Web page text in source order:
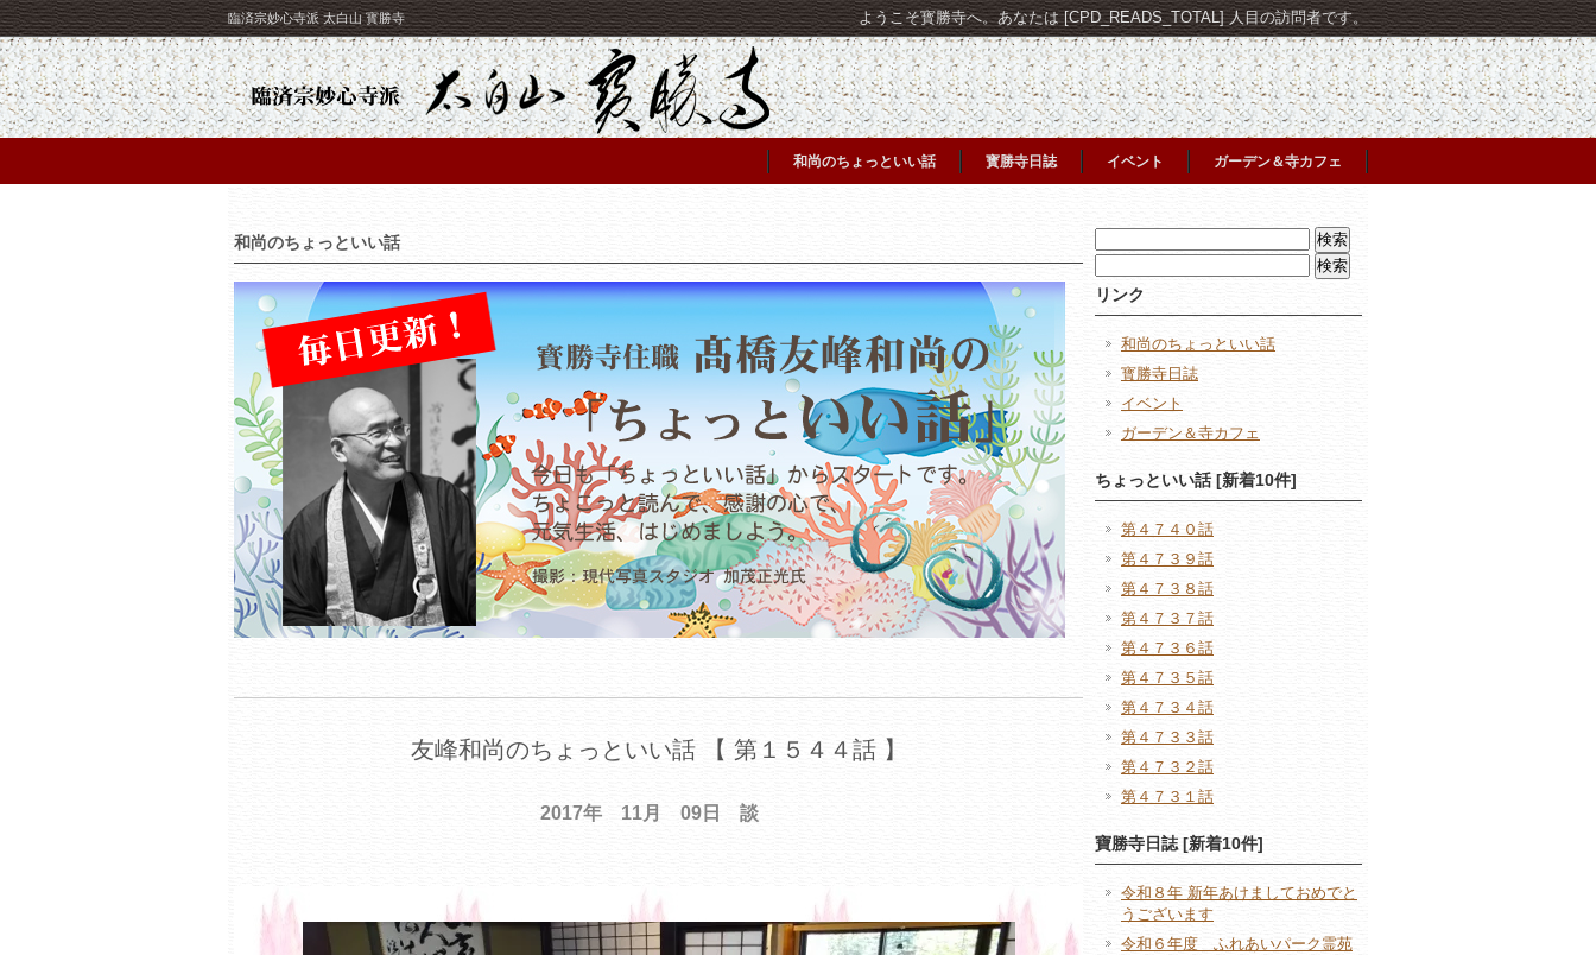
臨済宗妙心寺派 太白山 寳勝寺 ようこそ寳勝寺へ。あなたは [CPD_READS_TOTAL] 人目の訪問者です。
和尚のちょっといい話 寳勝寺日誌 イベント ガーデン＆寺カフェ
和尚のちょっといい話
友峰和尚のちょっといい話 【 第１５４４話 】
2017年 11月 09日 談
索:
索:
リンク
和尚のちょっといい話
寳勝寺日誌
イベント
ガーデン＆寺カフェ
ちょっといい話 [新着10件]
第４７４０話
第４７３９話
第４７３８話
第４７３７話
第４７３６話
第４７３５話
第４７３４話
第４７３３話
第４７３２話
第４７３１話
寶勝寺日誌 [新着10件]
令和８年 新年あけましておめでと
うございます
令和６年度 ふれあいパーク霊苑